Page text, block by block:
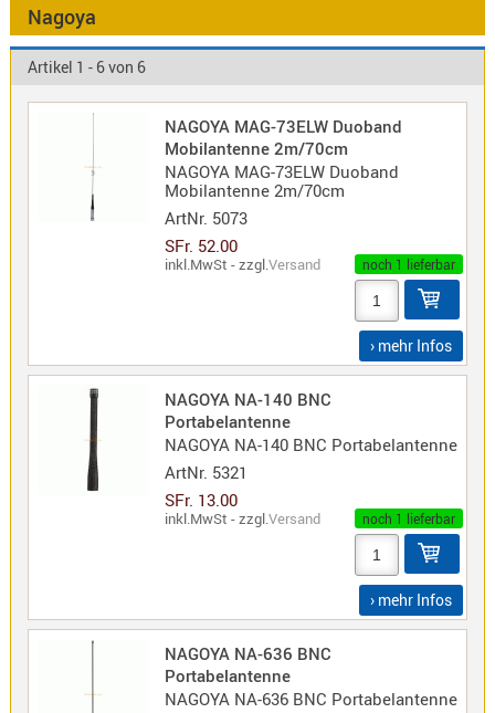
Antennen
f.
Triplexer
/
Weichen
LTE
4G,
Sirio
Zubehör
Bezeichnung
Nagoya
Artikel 1 - 6 von 6
NAGOYA MAG-73ELW Duoband
Mobilantenne 2m/70cm
NAGOYA MAG-73ELW Duoband
Mobilantenne 2m/70cm
ArtNr. 5073
SFr. 52.00
inkl.MwSt - zzgl.Versand noch 1 lieferbar
› mehr Infos
NAGOYA NA-140 BNC
Portabelantenne
NAGOYA NA-140 BNC Portabelantenne
ArtNr. 5321
SFr. 13.00
inkl.MwSt - zzgl.Versand noch 1 lieferbar
› mehr Infos
NAGOYA NA-636 BNC
Portabelantenne
NAGOYA NA-636 BNC Portabelantenne